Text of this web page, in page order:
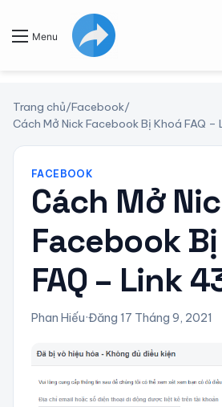
Menu
Trang chủ/Facebook/
Cách Mở Nick Facebook Bị Khoá FAQ –
FACEBOOK
Cách Mở
Facebook
FAQ – Link
Phan Hiếu·Đăng 17 Tháng 9, 2021